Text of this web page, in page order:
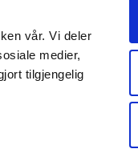
vår. Vi deler
medier,
tilgjengelig
personvernerklæring